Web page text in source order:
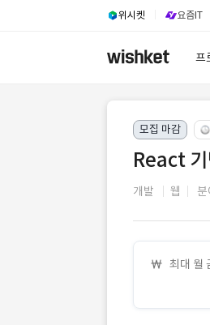
위시켓 요즘IT
프
모집 마감
React 기
개발 웹 분
최대 월